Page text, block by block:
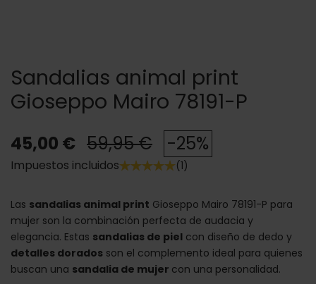
Sandalias animal print
Gioseppo Mairo 78191-P
45,00 € 59,95 € -25%
Impuestos incluidos (1)
Las sandalias animal print Gioseppo Mairo 78191-P para
mujer son la combinación perfecta de audacia y
elegancia. Estas sandalias de piel con diseño de dedo y
detalles dorados son el complemento ideal para quienes
buscan una sandalia de mujer con una personalidad.